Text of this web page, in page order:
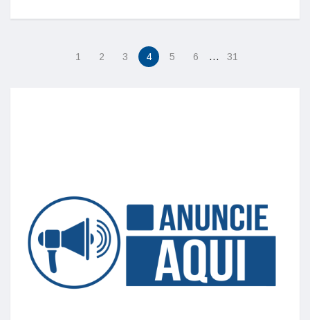
1 2 3 4 5 6 … 31